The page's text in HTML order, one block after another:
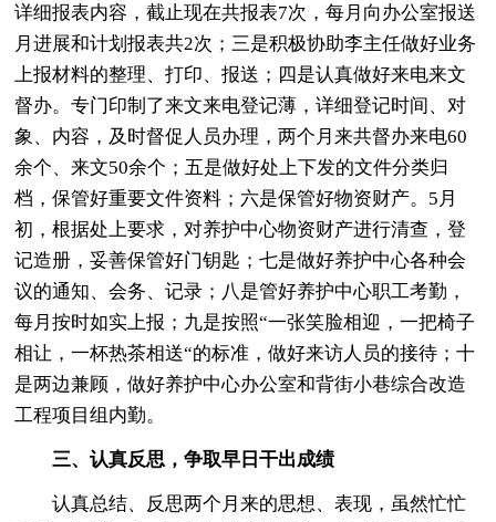
详细报表内容，截止现在共报表7次，每月向办公室报送
月进展和计划报表共2次；三是积极协助李主任做好业务
上报材料的整理、打印、报送；四是认真做好来电来文
督办。专门印制了来文来电登记薄，详细登记时间、对
象、内容，及时督促人员办理，两个月来共督办来电60
余个、来文50余个；五是做好处上下发的文件分类归
档，保管好重要文件资料；六是保管好物资财产。5月
初，根据处上要求，对养护中心物资财产进行清查，登
记造册，妥善保管好门钥匙；七是做好养护中心各种会
议的通知、会务、记录；八是管好养护中心职工考勤，
每月按时如实上报；九是按照“一张笑脸相迎，一把椅子
相让，一杯热茶相送“的标准，做好来访人员的接待；十
是两边兼顾，做好养护中心办公室和背街小巷综合改造
工程项目组内勤。
三、认真反思，争取早日干出成绩
认真总结、反思两个月来的思想、表现，虽然忙忙